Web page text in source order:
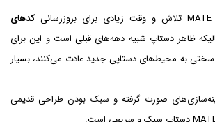
کدهای
ظاهر دستاپ شبیه دهه‌های قبلی است و این برای
سختی به محیط‌های دستاپی جدید عادت می‌کنند، بسیار
صورت گرفته و سبک بودن طراحی قدیمی